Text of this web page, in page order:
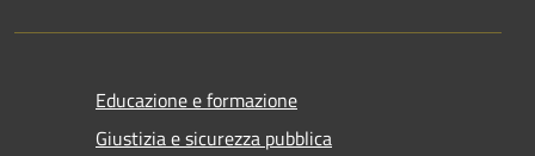
Educazione e formazione
Giustizia e sicurezza pubblica